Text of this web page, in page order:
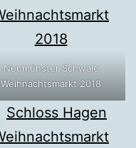
Neumünster Schwale
Weihnachtsmarkt 2018